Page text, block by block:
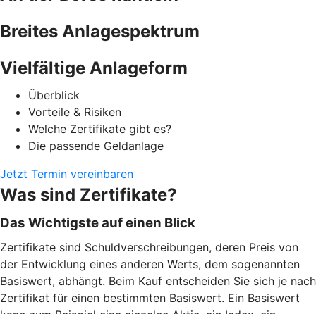
Breites Anlagespektrum
Vielfältige Anlageform
Überblick
Vorteile & Risiken
Welche Zertifikate gibt es?
Die passende Geldanlage
Jetzt Termin vereinbaren
Was sind Zertifikate?
Das Wichtigste auf einen Blick
Zertifikate sind Schuldverschreibungen, deren Preis von
der Entwicklung eines anderen Werts, dem sogenannten
Basiswert, abhängt. Beim Kauf entscheiden Sie sich je nach
Zertifikat für einen bestimmten Basiswert. Ein Basiswert